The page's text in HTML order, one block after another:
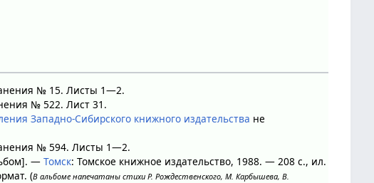
№ 15. Листы 1—2.
№ 522. Лист 31.
Западно-Сибирского книжного издательства не
№ 594. Листы 1—2.
—Томск: Томское книжное издательство, 1988. — 208 с., ил.
(В альбоме напечатаны стихи Р. Рождественского, М. Карбышева, В.